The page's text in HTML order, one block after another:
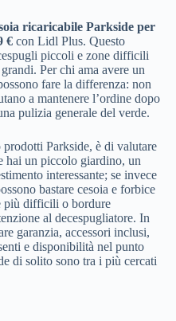
ricaricabile Parkside per
€con Lidl Plus. Questo
piccoli e zone difficili
Per chi ama avere un
fare la differenza: non
a mantenere l’ordine dopo
pulizia generale del verde.
Parkside, è di valutare
hai un piccolo giardino, un
interessante; se invece
bastare cesoia e forbice
più difficili o bordure
al decespugliatore. In
garanzia, accessori inclusi,
e disponibilità nel punto
di solito sono tra i più cercati